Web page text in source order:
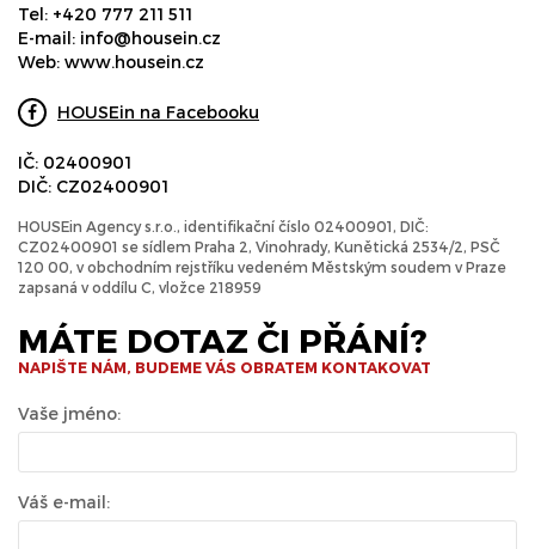
Tel: +420 777 211 511
E-mail: info@housein.cz
Web: www.housein.cz
HOUSEin na Facebooku
IČ: 02400901
DIČ: CZ02400901
HOUSEin Agency s.r.o., identifikační číslo 02400901, DIČ:
CZ02400901 se sídlem Praha 2, Vinohrady, Kunětická 2534/2, PSČ
120 00, v obchodním rejstříku vedeném Městským soudem v Praze
zapsaná v oddílu C, vložce 218959
MÁTE DOTAZ ČI PŘÁNÍ?
NAPIŠTE NÁM, BUDEME VÁS OBRATEM KONTAKOVAT
Vaše jméno:
Váš e-mail: